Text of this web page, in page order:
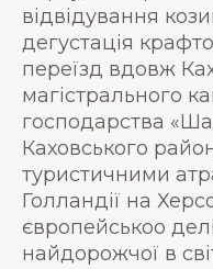
відвідування
дегустація
переїзд вдовж
магістрального
господарства
Каховського
туристичними
Голландії на
європейськоо
найдорожчої в